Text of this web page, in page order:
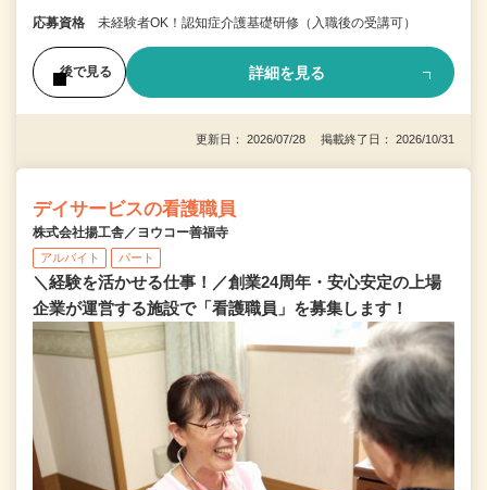
応募資格 未経験者OK！認知症介護基礎研修（入職後の受講可）
後で見る 詳細を見る
更新日： 2026/07/28 掲載終了日： 2026/10/31
デイサービスの看護職員
株式会社揚工舎／ヨウコー善福寺
アルバイト パート
＼経験を活かせる仕事！／創業24周年・安心安定の上場
企業が運営する施設で「看護職員」を募集します！